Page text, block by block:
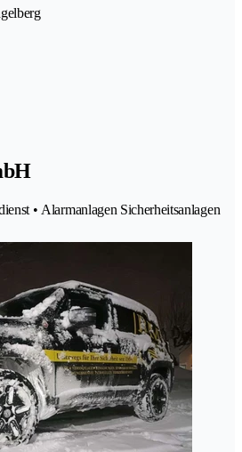
• Alarmanlagen Sicherheitsanlagen